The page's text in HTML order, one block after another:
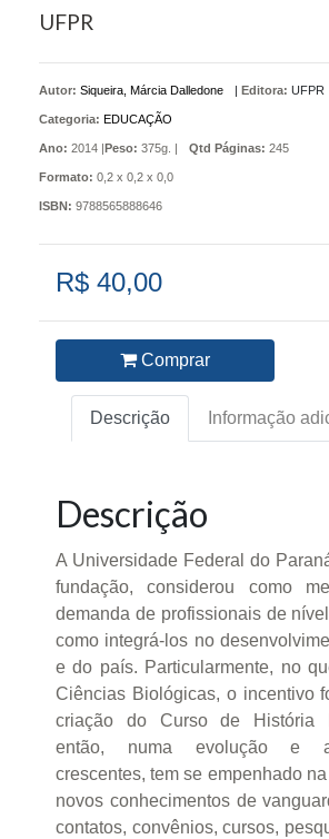
UFPR
Autor: Siqueira, Márcia Dalledone | Editora: UFPR
Categoria: EDUCAÇÃO
Ano: 2014 |Peso: 375g. | Qtd Páginas: 245
Formato: 0,2 x 0,2 x 0,0
ISBN: 9788565888646
R$ 40,00
Comprar
Descrição Informação
Descrição
A Universidade Federal do
fundação, considerou como
demanda de profissionais de
como integrá-los no
e do país. Particularmente, no
Ciências Biológicas, o incentivo
criação do Curso de História
então, numa evolução e
crescentes, tem se empenhado
novos conhecimentos de
contatos, convênios, cursos,